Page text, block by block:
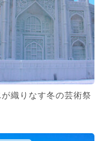
織りなす冬の芸術祭